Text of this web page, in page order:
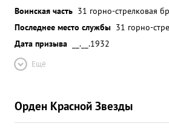
Воинская часть 31 горно-стрелковая
Последнее место службы 31 горно-
Дата призыва
__.__.1932
Ещё
Орден Красной Звезды